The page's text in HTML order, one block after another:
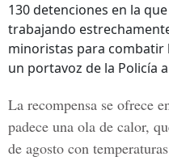
130 detenciones en la
trabajando
minoristas para combatir
un portavoz de la Policía a
La recompensa se ofrece
padece una ola de calor,
de agosto con